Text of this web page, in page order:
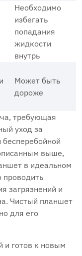
Необходимо
избегать
попадания
жидкости
внутрь
Может быть
дороже
требующая
уход за
бесперебойной
выше,
в идеальном
проводить
загрязнений и
Чистый планшет
для его
и готов к новым